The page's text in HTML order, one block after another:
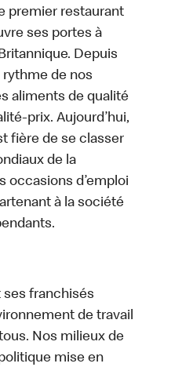
premier restaurant
ses portes à
Depuis
rythme de nos
aliments de qualité
prix. Aujourd’hui,
fière de se classer
de la
occasions d’emploi
à la société
ses franchisés
de travail
Nos milieux de
mise en